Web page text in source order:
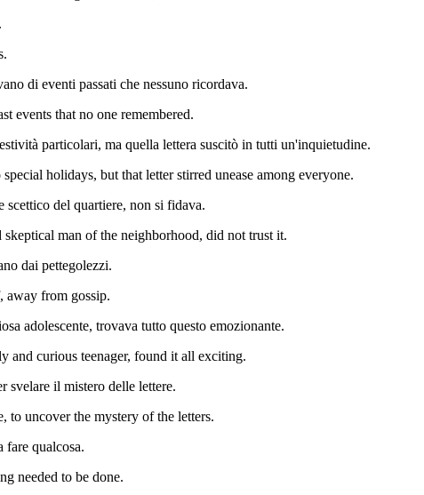
di eventi passati che nessuno ricordava.
events that no one remembered.
particolari, ma quella lettera suscitò in tutti un'inquietudine.
holidays, but that letter stirred unease among everyone.
scettico del quartiere, non si fidava.
skeptical man of the neighborhood, did not trust it.
dai pettegolezzi.
away from gossip.
adolescente, trovava tutto questo emozionante.
and curious teenager, found it all exciting.
svelare il mistero delle lettere.
to uncover the mystery of the letters.
fare qualcosa.
needed to be done.